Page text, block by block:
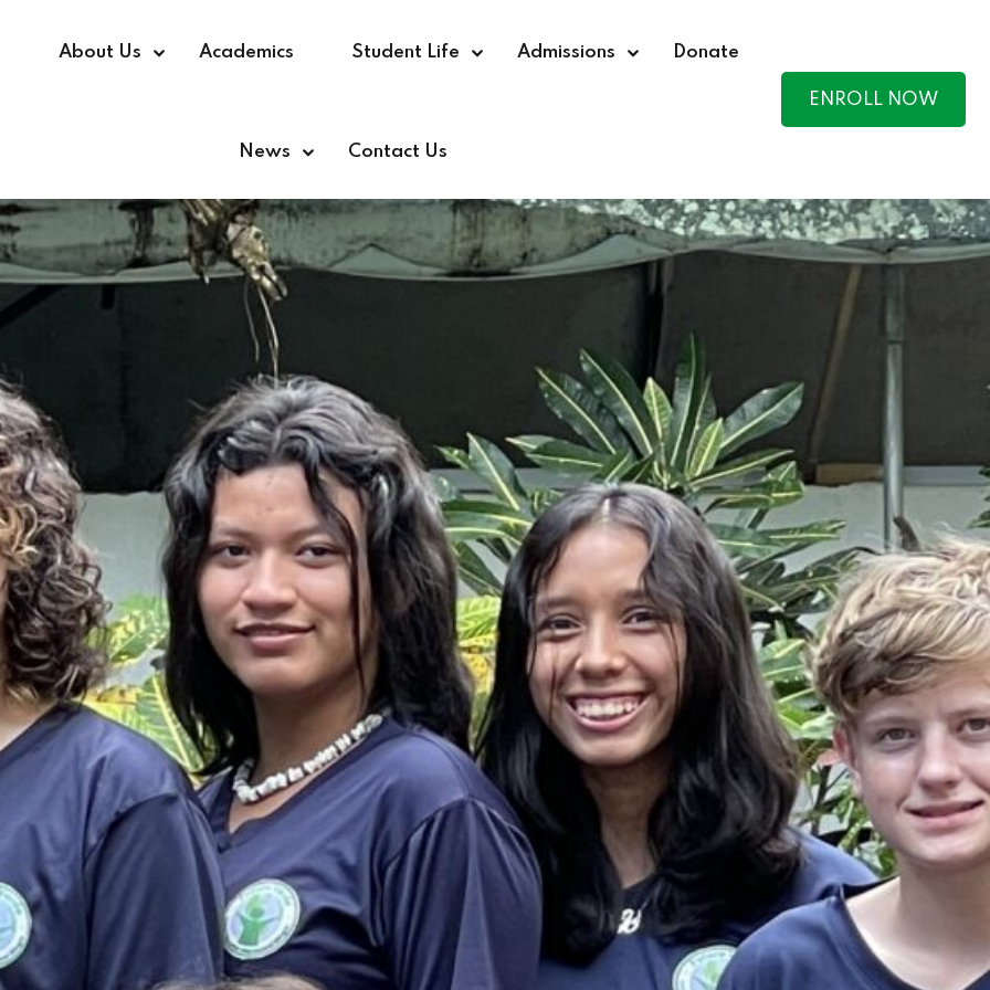
About Us Academics Student Life Admissions Donate
News Contact Us
ENROLL NOW